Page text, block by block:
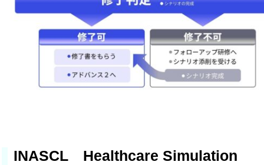
INASCL Healthcare Simulation